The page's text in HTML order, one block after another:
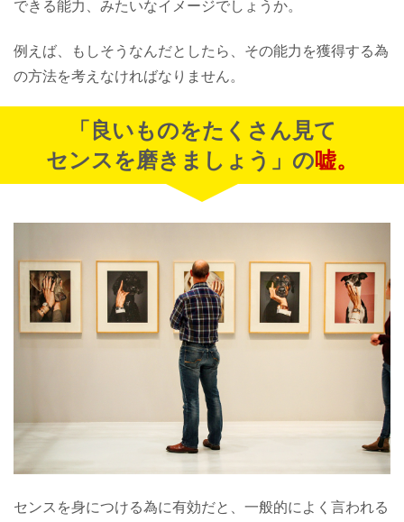
できる能力、 みたいなイメージでしょうか。
例えば、もしそうなんだとしたら、 その能力を獲得する為
の方法を考えなければなりません。
「良いものをたくさん見て
センスを磨きましょう」の嘘。
センスを身につける為に有効だと、 一般的によく言われる